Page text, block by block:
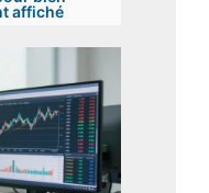
affiché